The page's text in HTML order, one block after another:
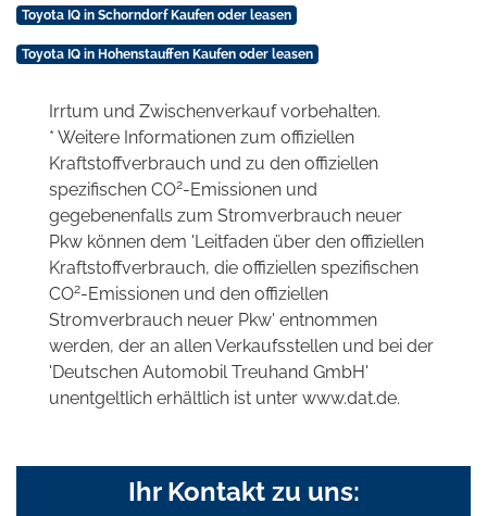
Toyota IQ in Schorndorf Kaufen oder leasen
Toyota IQ in Hohenstauffen Kaufen oder leasen
Irrtum und Zwischenverkauf vorbehalten.
* Weitere Informationen zum offiziellen
Kraftstoffverbrauch und zu den offiziellen
spezifischen CO2-Emissionen und
gegebenenfalls zum Stromverbrauch neuer
Pkw können dem 'Leitfaden über den offiziellen
Kraftstoffverbrauch, die offiziellen spezifischen
CO2-Emissionen und den offiziellen
Stromverbrauch neuer Pkw' entnommen
werden, der an allen Verkaufsstellen und bei der
'Deutschen Automobil Treuhand GmbH'
unentgeltlich erhältlich ist unter www.dat.de.
Ihr Kontakt zu uns: